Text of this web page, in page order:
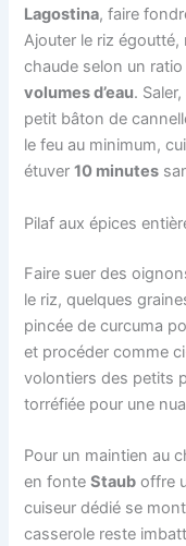
Lagostina, faire
Ajouter le riz égoutté,
chaude selon un
volumes d’eau.
petit bâton de
le feu au minimum,
étuver10 minutes
Pilaf aux épices
Faire suer des
le riz, quelques
pincée de curcuma
et procéder comme
volontiers des petits
torréfiée pour une
Pour un maintien au
en fonteStaub offre
cuiseur dédié se
casserole reste